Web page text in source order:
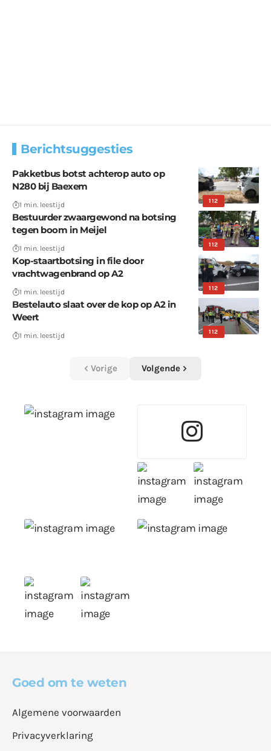
Berichtsuggesties
112
Pakketbus botst achterop auto op
N280 bij Baexem
1 min. leestijd
112
Bestuurder zwaargewond na botsing
tegen boom in Meijel
1 min. leestijd
112
Kop-staartbotsing in file door
vrachtwagenbrand op A2
1 min. leestijd
112
Bestelauto slaat over de kop op A2 in
Weert
1 min. leestijd
Vorige Volgende
Goed om te weten
Algemene voorwaarden
Privacyverklaring